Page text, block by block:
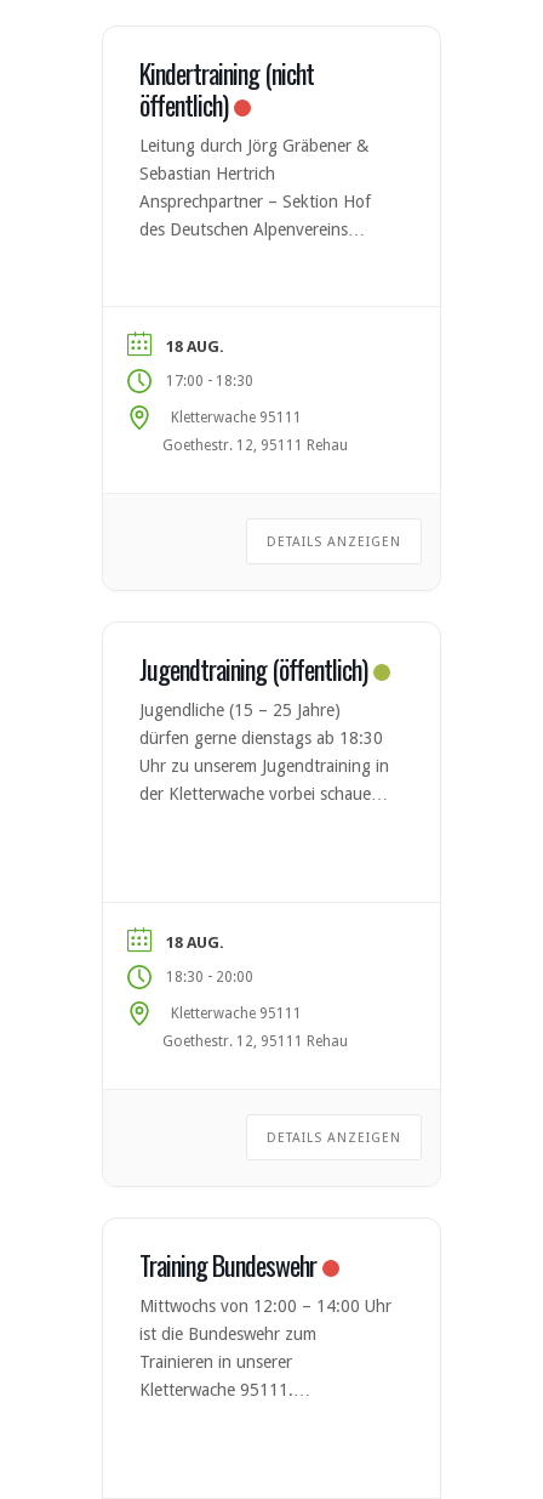
Kindertraining (nicht
öffentlich)
Leitung durch Jörg Gräbener &
Sebastian Hertrich
Ansprechpartner – Sektion Hof
des Deutschen Alpenvereins
18 AUG.
17:00 - 18:30
Kletterwache 95111
Goethestr. 12, 95111 Rehau
DETAILS ANZEIGEN
Jugendtraining (öffentlich)
Jugendliche (15 – 25 Jahre)
dürfen gerne dienstags ab 18:30
Uhr zu unserem Jugendtraining in
der Kletterwache vorbei schauen.
hof.de oder zwingend bei
Jugendlichen unter 16 Jahren
einen Erziehungsberechtigten zur
Erstteilnahme mitbringen.
Ansprechpartner – Sektion Hof
18 AUG.
18:30 - 20:00
Kletterwache 95111
Goethestr. 12, 95111 Rehau
DETAILS ANZEIGEN
Training Bundeswehr
Mittwochs von 12:00 – 14:00 Uhr
ist die Bundeswehr zum
Trainieren in unserer
Kletterwache 95111.